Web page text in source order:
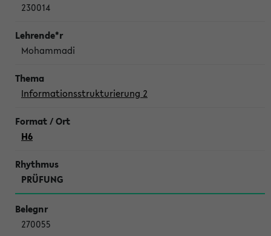
230014
Mohammadi
Informationsstrukturierung 2
H6
PRÜFUNG
270055